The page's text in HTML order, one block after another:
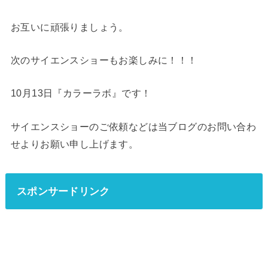
お互いに頑張りましょう。
次のサイエンスショーもお楽しみに！！！
10月13日『カラーラボ』です！
サイエンスショーのご依頼などは当ブログのお問い合わ
せよりお願い申し上げます。
スポンサードリンク